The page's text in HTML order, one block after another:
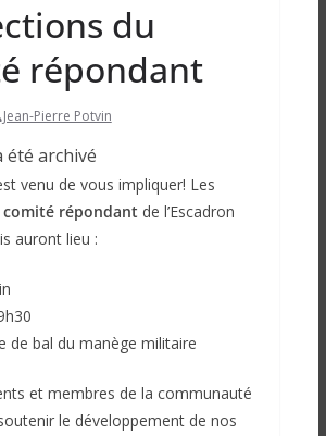
du
répondant
Jean-Pierre Potvin
été archivé
venu de vous impliquer! Les
répondant de l’Escadron
auront lieu :
de bal du manège militaire
et membres de la communauté
le développement de nos